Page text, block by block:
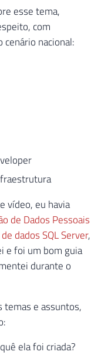
esse tema,
com
nacional:
vídeo, eu havia
de Dados Pessoais
dados SQL Server,
e foi um bom guia
durante o
temas e assuntos,
ela foi criada?